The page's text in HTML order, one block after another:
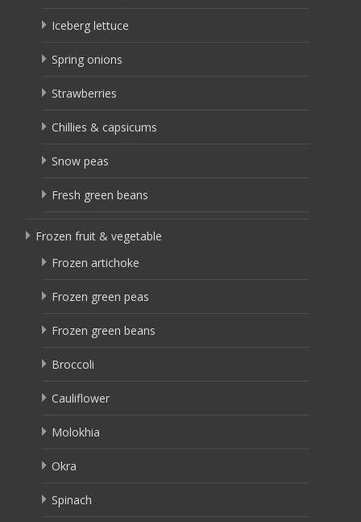
Iceberg lettuce
Spring onions
Strawberries
Chillies & capsicums
Snow peas
Fresh green beans
Frozen fruit & vegetable
Frozen artichoke
Frozen green peas
Frozen green beans
Broccoli
Cauliflower
Molokhia
Okra
Spinach